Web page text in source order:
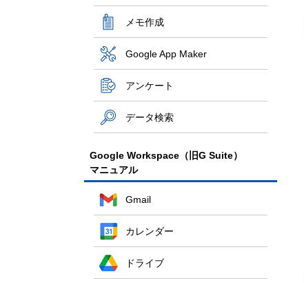
メモ作成
Google App Maker
アンケート
データ検索
Google Workspace（旧G Suite）
マニュアル
Gmail
カレンダー
ドライブ